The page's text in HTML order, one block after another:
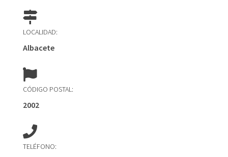
LOCALIDAD:
Albacete
CÓDIGO POSTAL:
2002
TELÉFONO: